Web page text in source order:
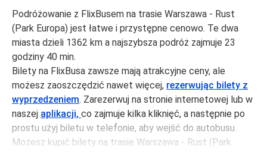
Podróżowanie z FlixBusem na trasie Warszawa - Rust
(Park Europa) jest łatwe i przystępne cenowo. Te dwa
miasta dzieli 1362 km a najszybsza podróż zajmuje 23
godziny 40 min.
Bilety na FlixBusa zawsze mają atrakcyjne ceny, ale
możesz zaoszczędzić nawet więcej, rezerwując bilety z
wyprzedzeniem. Zarezerwuj na stronie internetowej lub w
naszej aplikacji, co zajmuje kilka kliknięć, a następnie po
prostu użyj biletu w telefonie, aby wejść do autobusu.
Możesz kupić bilety na trasie Warszawa - Rust (Park